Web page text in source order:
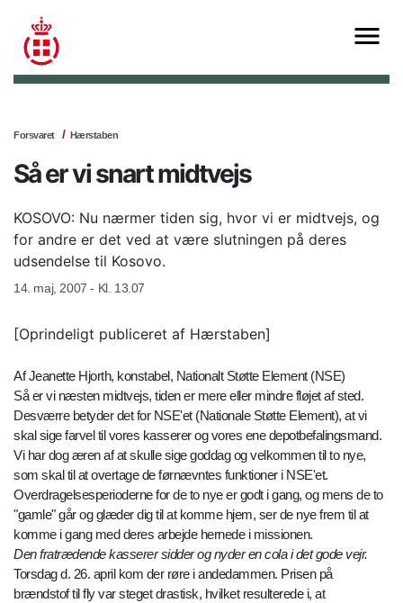
Forsvaret Hærstaben
Så er vi snart midtvejs
KOSOVO: Nu nærmer tiden sig, hvor vi er midtvejs, og
for andre er det ved at være slutningen på deres
udsendelse til Kosovo.
14. maj, 2007 - Kl. 13.07
[Oprindeligt publiceret af Hærstaben]
Af Jeanette Hjorth, konstabel, Nationalt Støtte Element (NSE)
Så er vi næsten midtvejs, tiden er mere eller mindre fløjet af sted.
Desværre betyder det for NSE'et (Nationale Støtte Element), at vi
skal sige farvel til vores kasserer og vores ene depotbefalingsmand.
Vi har dog æren af at skulle sige goddag og velkommen til to nye,
som skal til at overtage de førnævntes funktioner i NSE'et.
Overdragelsesperioderne for de to nye er godt i gang, og mens de to
"gamle" går og glæder dig til at komme hjem, ser de nye frem til at
komme i gang med deres arbejde hernede i missionen.
Den fratrædende kasserer sidder og nyder en cola i det gode vejr.
Torsdag d. 26. april kom der røre i andedammen. Prisen på
brændstof til fly var steget drastisk, hvilket resulterede i, at